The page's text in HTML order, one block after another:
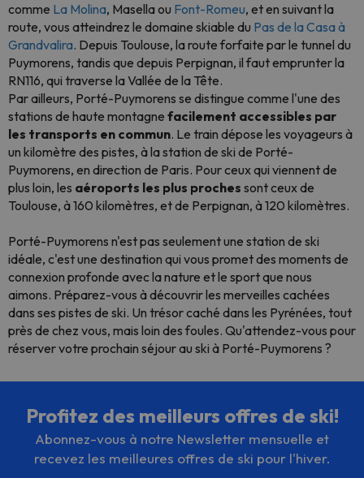
comme La Molina, Masella ou Font-Romeu, et en suivant la
route, vous atteindrez le domaine skiable du Pas de la Casaà
Grandvalira. Depuis Toulouse, la route forfaite par le tunnel du
Puymorens, tandis que depuis Perpignan, il faut emprunter la
RN116, qui traverse la Vallée de la Tête.
Par ailleurs, Porté-Puymorens se distingue comme l'une des
stations de haute montagne facilement accessibles par
les transports en commun. Le train dépose les voyageurs à
un kilomètre des pistes, à la station de ski de Porté-
Puymorens, en direction de Paris. Pour ceux qui viennent de
plus loin, les aéroports les plus proches sont ceux de
Toulouse, à 160 kilomètres, et de Perpignan, à 120 kilomètres.
Porté-Puymorens n'est pas seulement une station de ski
idéale, c'est une destination qui vous promet des moments de
connexion profonde avec la nature et le sport que nous
aimons. Préparez-vous à découvrir les merveilles cachées
dans ses pistes de ski. Un trésor caché dans les Pyrénées, tout
près de chez vous, mais loin des foules. Qu'attendez-vous pour
réserver votre prochain séjour au ski à Porté-Puymorens ?
Profitez des meilleurs offres de ski!
Abonnez-vous à notre Newsletter mensuelle et
recevez les meilleures offres de ski pour l'hiver.